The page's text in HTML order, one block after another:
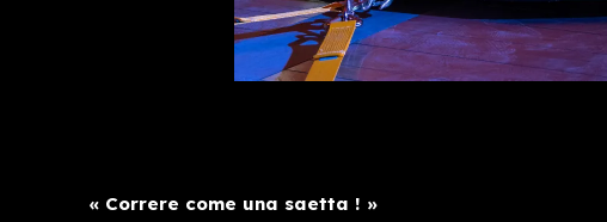
« Correre come una saetta ! »